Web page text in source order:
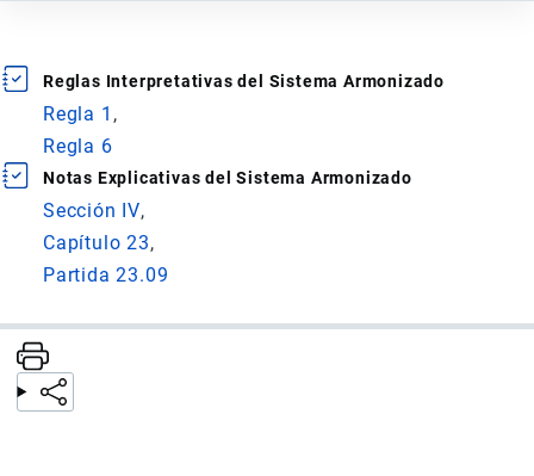
Reglas Interpretativas del Sistema Armonizado
Regla 1
Regla 6
Notas Explicativas del Sistema Armonizado
Sección IV
Capítulo 23
Partida 23.09